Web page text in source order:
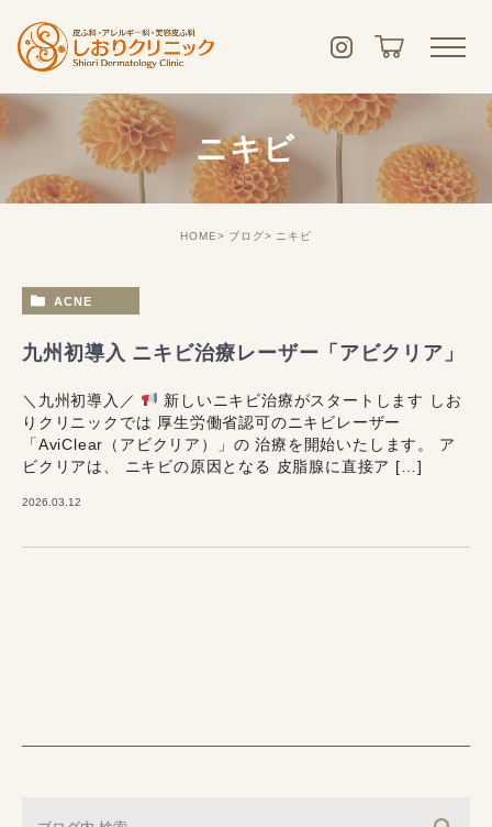
ニキビ
HOME ブログ ニキビ
ACNE
九州初導入 ニキビ治療レーザー「アビクリア」
＼九州初導入／
新しいニキビ治療がスタートします しお
りクリニックでは 厚生労働省認可のニキビレーザー
「AviClear（アビクリア）」の 治療を開始いたします。 ア
ビクリアは、 ニキビの原因となる 皮脂腺に直接ア […]
2026.03.12